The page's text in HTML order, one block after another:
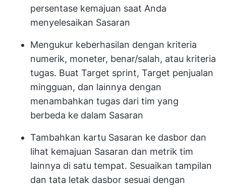
persentase kemajuan saat Anda
menyelesaikan Sasaran
Mengukur keberhasilan dengan kriteria
numerik, moneter, benar/salah, atau kriteria
tugas. Buat Target sprint, Target penjualan
mingguan, dan lainnya dengan
menambahkan tugas dari tim yang
berbeda ke dalam Sasaran
Tambahkan kartu Sasaran ke dasbor dan
lihat kemajuan Sasaran dan metrik tim
lainnya di satu tempat. Sesuaikan tampilan
dan tata letak dasbor sesuai dengan